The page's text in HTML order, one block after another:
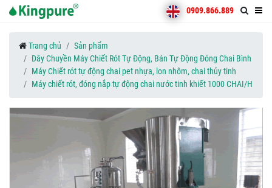
0909.866.889
Trang chủ
Sản phẩm
Dây Chuyền Máy Chiết Rót Tự Động, Bán Tự Động Đóng Chai Bình
Máy Chiết rót tự động chai pet nhựa, lon nhôm, chai thủy tinh
Máy chiết rót, đóng nắp tự động chai nước tinh khiết 1000 CHAI/H